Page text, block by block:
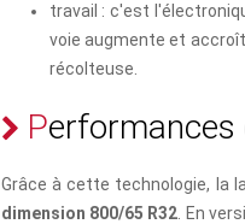
travail : c'est
voie augmente et
récolteuse.
Performances
Grâce à cette technologie, la
dimension 800/65 R32 . En